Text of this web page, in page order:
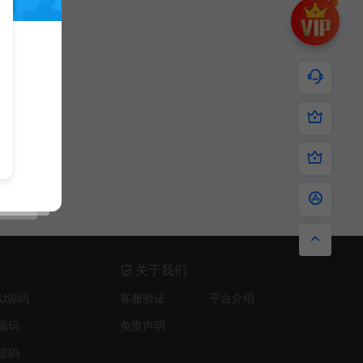
源码
码
码
关于我们
客服验证
平台介绍
免责声明